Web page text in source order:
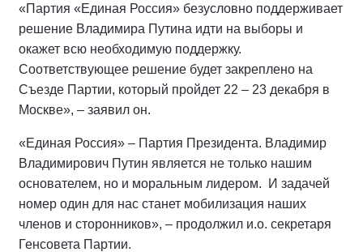
«Партия «Единая Россия» безусловно поддерживает
решение Владимира Путина идти на выборы и
окажет всю необходимую поддержку.
Соответствующее решение будет закреплено на
Съезде Партии, который пройдет 22 – 23 декабря в
Москве», – заявил он.
«Единая Россия» – Партия Президента. Владимир
Владимирович Путин является не только нашим
основателем, но и моральным лидером. И задачей
номер один для нас станет мобилизация наших
членов и сторонников», – продолжил и.о. секретаря
Генсовета Партии.